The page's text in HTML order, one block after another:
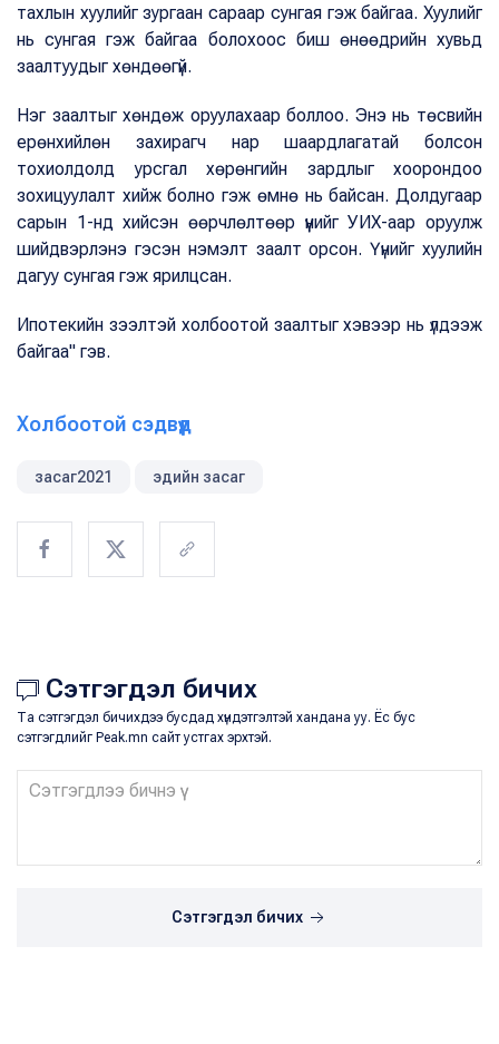
тахлын хуулийг зургаан сараар сунгая гэж байгаа. Хуулийг
нь сунгая гэж байгаа болохоос биш өнөөдрийн хувьд
заалтуудыг хөндөөгүй.
Нэг заалтыг хөндөж оруулахаар боллоо. Энэ нь төсвийн
ерөнхийлөн захирагч нар шаардлагатай болсон
тохиолдолд урсгал хөрөнгийн зардлыг хоорондоо
зохицуулалт хийж болно гэж өмнө нь байсан. Долдугаар
сарын 1-нд хийсэн өөрчлөлтөөр үүнийг УИХ-аар оруулж
шийдвэрлэнэ гэсэн нэмэлт заалт орсон. Үүнийг хуулийн
дагуу сунгая гэж ярилцсан.
Ипотекийн зээлтэй холбоотой заалтыг хэвээр нь үлдээж
байгаа" гэв.
Холбоотой сэдвүүд
засаг2021 эдийн засаг
Сэтгэгдэл бичих
Та сэтгэгдэл бичихдээ бусдад хүндэтгэлтэй хандана уу. Ёс бус
сэтгэгдлийг Peak.mn сайт устгах эрхтэй.
Сэтгэгдэл бичих